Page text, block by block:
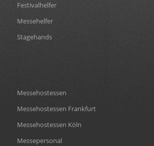
Festivalhelfer
Messehelfer
Stagehands
Messehostessen
Messehostessen Frankfurt
Messehostessen Köln
Messepersonal